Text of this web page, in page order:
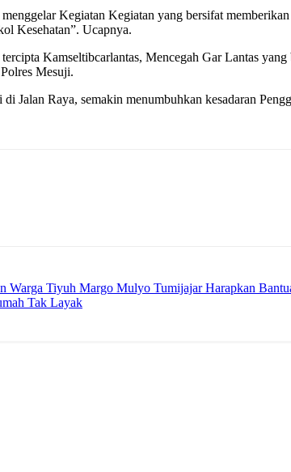
Kegiatan Kegiatan yang bersifat
Kesehatan”. Ucapnya.
Kamseltibcarlantas, Mencegah Gar Lantas
Mesuji.
Jalan Raya, semakin menumbuhkan kesadaran
Tiyuh Margo Mulyo Tumijajar Harapkan
Tak Layak